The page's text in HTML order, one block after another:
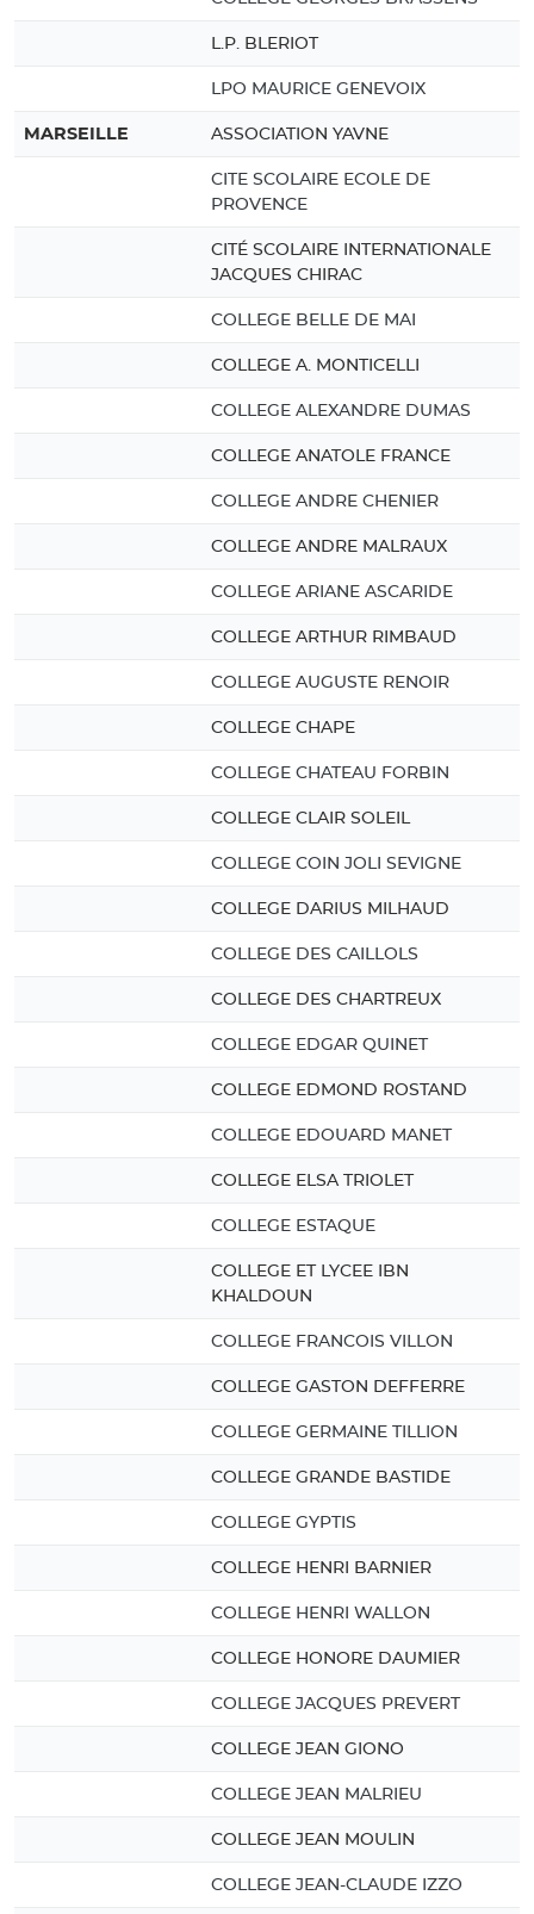
L.P. BLERIOT
LPO MAURICE GENEVOIX
MARSEILLE ASSOCIATION YAVNE
CITE SCOLAIRE ECOLE DE
PROVENCE
CITÉ SCOLAIRE INTERNATIONALE
JACQUES CHIRAC
COLLEGE BELLE DE MAI
COLLEGE A. MONTICELLI
COLLEGE ALEXANDRE DUMAS
COLLEGE ANATOLE FRANCE
COLLEGE ANDRE CHENIER
COLLEGE ANDRE MALRAUX
COLLEGE ARIANE ASCARIDE
COLLEGE ARTHUR RIMBAUD
COLLEGE AUGUSTE RENOIR
COLLEGE CHAPE
COLLEGE CHATEAU FORBIN
COLLEGE CLAIR SOLEIL
COLLEGE COIN JOLI SEVIGNE
COLLEGE DARIUS MILHAUD
COLLEGE DES CAILLOLS
COLLEGE DES CHARTREUX
COLLEGE EDGAR QUINET
COLLEGE EDMOND ROSTAND
COLLEGE EDOUARD MANET
COLLEGE ELSA TRIOLET
COLLEGE ESTAQUE
COLLEGE ET LYCEE IBN
KHALDOUN
COLLEGE FRANCOIS VILLON
COLLEGE GASTON DEFFERRE
COLLEGE GERMAINE TILLION
COLLEGE GRANDE BASTIDE
COLLEGE GYPTIS
COLLEGE HENRI BARNIER
COLLEGE HENRI WALLON
COLLEGE HONORE DAUMIER
COLLEGE JACQUES PREVERT
COLLEGE JEAN GIONO
COLLEGE JEAN MALRIEU
COLLEGE JEAN MOULIN
COLLEGE JEAN-CLAUDE IZZO